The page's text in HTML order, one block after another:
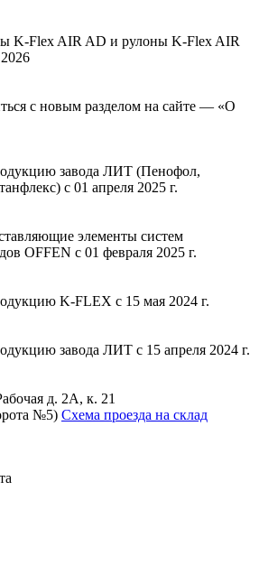
K-Flex AIR AD и рулоны K-Flex AIR
с новым разделом на сайте — «О
завода ЛИТ (Пенофол,
с 01 апреля 2025 г.
элементы систем
OFFEN с 01 февраля 2025 г.
K-FLEX с 15 мая 2024 г.
завода ЛИТ с 15 апреля 2024 г.
д. 2А, к. 21
№5) Схема проезда на склад